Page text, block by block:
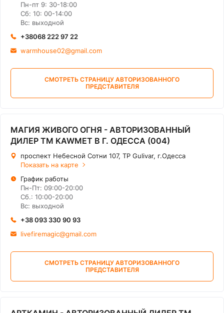
Пн-пт 9: 30-18:00
Сб: 10: 00-14:00
Вс: выходной
+38068 222 97 22
warmhouse02@gmail.com
СМОТРЕТЬ СТРАНИЦУ АВТОРИЗОВАННОГО
ПРЕДСТАВИТЕЛЯ
МАГИЯ ЖИВОГО ОГНЯ - АВТОРИЗОВАННЫЙ
ДИЛЕР ТМ KAWMET В Г. ОДЕССА (004)
проспект Небесной Сотни 107, ТР Gulivar, г.Одесса
Показать на карте
График работы
Пн-Пт: 09:00-20:00
Сб.: 10:00-20:00
Вс: выходной
+38 093 330 90 93
livefiremagic@gmail.com
СМОТРЕТЬ СТРАНИЦУ АВТОРИЗОВАННОГО
ПРЕДСТАВИТЕЛЯ